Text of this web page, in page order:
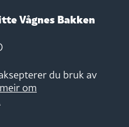
Vågnes Bakken
du bruk av
om